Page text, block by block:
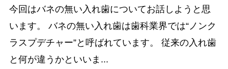
今回はバネの無い入れ歯についてお話しようと思
います。 バネの無い入れ歯は歯科業界では“ノンク
ラスプデチャー”と呼ばれています。 従来の入れ歯
と何が違うかといいま...